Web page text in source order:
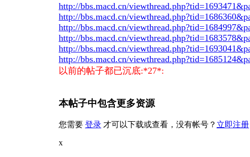
http://bbs.macd.cn/
http://bbs.macd.cn/
http://bbs.macd.cn/
http://bbs.macd.cn/
http://bbs.macd.cn/
http://bbs.macd.cn/
以前的帖子都已沉底:*27*:
本帖子中包含更多资源
您需要 登录 才可以下载或查看，没有帐号？ 立即注册
x